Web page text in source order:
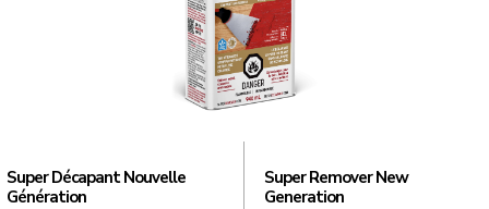
Super Décapant Nouvelle
Génération
Super Remover New
Generation